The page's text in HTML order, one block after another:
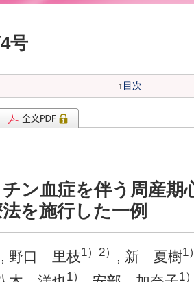
号
↑ 目次
ン血症を伴う周産期
を施行した一例
, 野口 里枝1）2） , 新 夏樹1
1） 1